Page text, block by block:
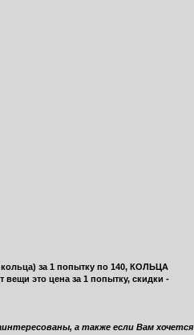
за 1 попытку по 140, КОЛЬЦА
это цена за 1 попытку, скидки -
а также если Вам хочется